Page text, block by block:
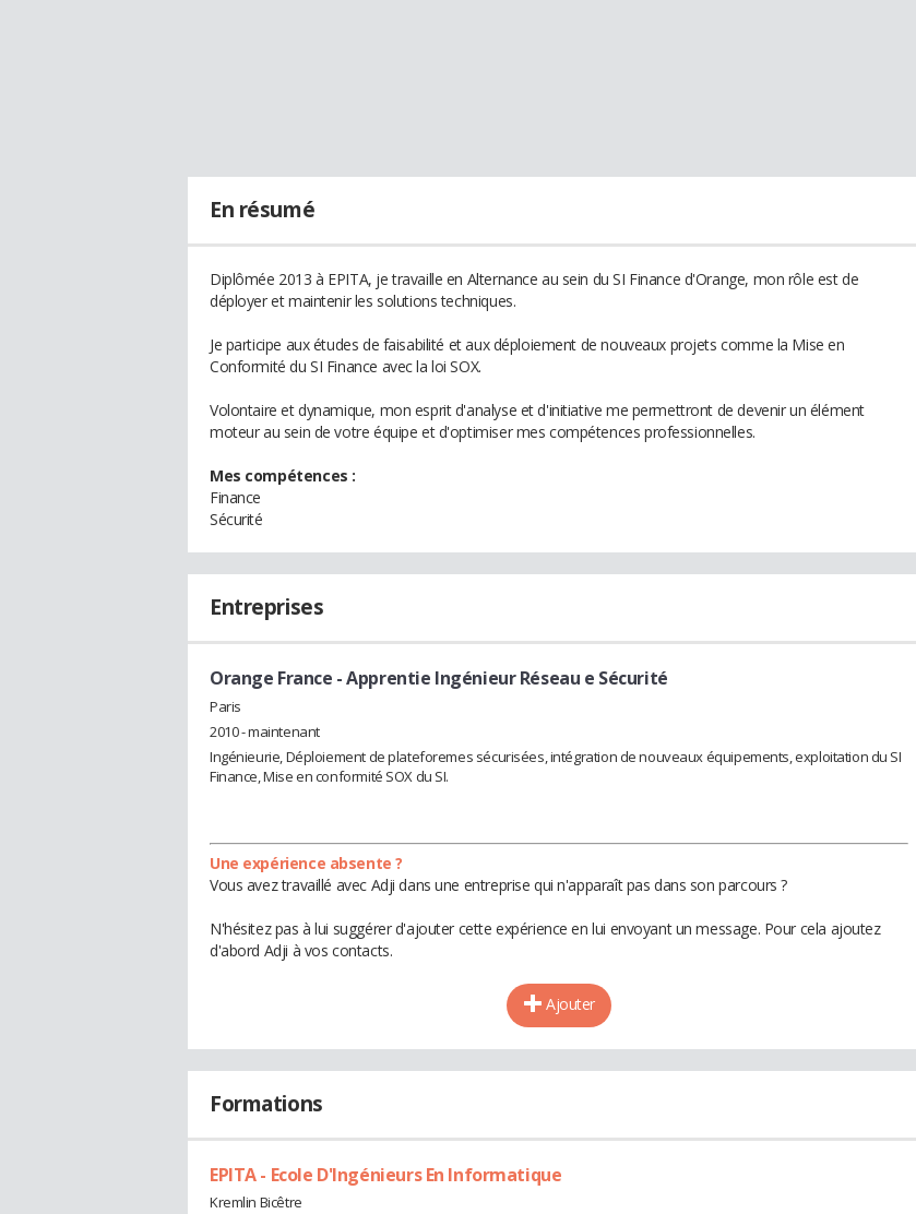
En résumé
Diplômée 2013 à EPITA, je travaille en Alternance au sein du SI Finance d'Orange, mon rôle est de
déployer et maintenir les solutions techniques.
Je participe aux études de faisabilité et aux déploiement de nouveaux projets comme la Mise en
Conformité du SI Finance avec la loi SOX.
Volontaire et dynamique, mon esprit d'analyse et d'initiative me permettront de devenir un élément
moteur au sein de votre équipe et d'optimiser mes compétences professionnelles.
Mes compétences :
Finance
Sécurité
Entreprises
Orange France - Apprentie Ingénieur Réseau e Sécurité
Paris
2010 - maintenant
Ingénieurie, Déploiement de plateforemes sécurisées, intégration de nouveaux équipements, exploitation du SI
Finance, Mise en conformité SOX du SI.
Une expérience absente ?
Vous avez travaillé avec Adji dans une entreprise qui n'apparaît pas dans son parcours ?
N'hésitez pas à lui suggérer d'ajouter cette expérience en lui envoyant un message. Pour cela ajoutez
d'abord Adji à vos contacts.
Ajouter
Formations
EPITA - Ecole D'Ingénieurs En Informatique
Kremlin Bicêtre